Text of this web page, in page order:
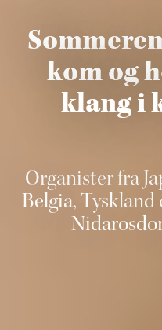
kom og
klang i
Organister fra
Belgia,